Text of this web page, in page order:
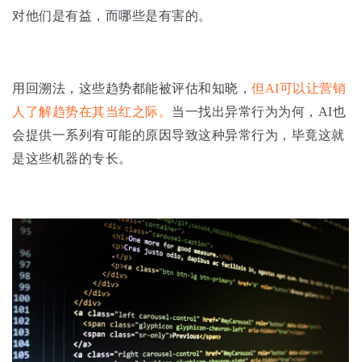
对他们是有益，而哪些是有害的。
用回溯法，这些趋势都能被评估和知晓， 但AI可以让营销
人了解趋势在其当红之际。 当一找出异常行为为何，AI也
会提供一系列有可能的原因导致这种异常行为，毕竟这就
是这些机器的专长。